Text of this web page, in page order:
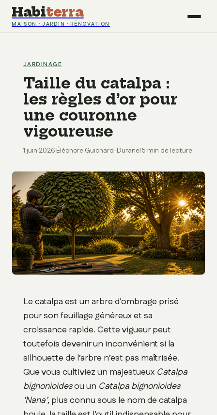
Habiterra
MAISON · JARDIN · RÉNOVATION
JARDINAGE
Taille du catalpa :
les règles d’or pour
une couronne
vigoureuse
1 juin 2026·Éléonore Guichard-Duranel·5 min de lecture
Le catalpa est un arbre d’ombrage prisé
pour son feuillage généreux et sa
croissance rapide. Cette vigueur peut
toutefois devenir un inconvénient si la
silhouette de l’arbre n’est pas maîtrisée.
Que vous cultiviez un majestueux Catalpa
bignonioidesou un Catalpa bignonioides
‘Nana’, plus connu sous le nom de catalpa